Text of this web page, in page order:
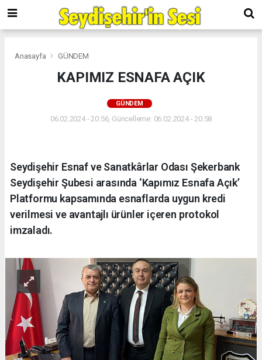
Anasayfa GÜNDEM
KAPIMIZ ESNAFA AÇIK
GÜNDEM
06.02.2024 - 20:56, Güncelleme: 06.02.2024 - 20:58
Seydişehir Esnaf ve Sanatkârlar Odası Şekerbank
Seydişehir Şubesi arasında ‘Kapımız Esnafa Açık’
Platformu kapsamında esnaflarda uygun kredi
verilmesi ve avantajlı ürünler içeren protokol
imzaladı.